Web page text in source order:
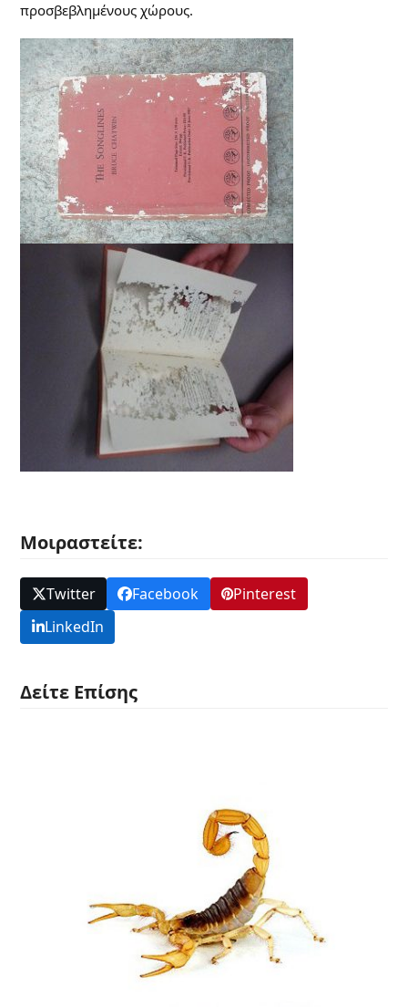
προσβεβλημένους χώρους.
Μοιραστείτε:
Twitter Facebook
Pinterest
LinkedIn
Δείτε Επίσης